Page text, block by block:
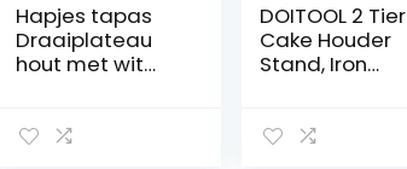
Hapjes tapas
Draaiplateau
hout met wit
serveerplank
DOITOOL 2 Tier
Cake Houder
Stand, Iron
Display Rack